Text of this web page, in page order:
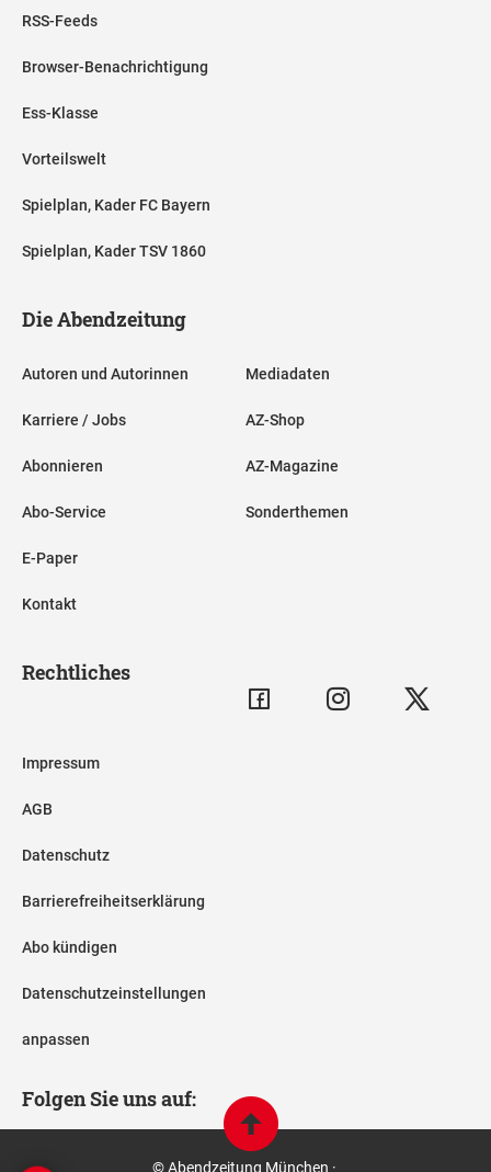
RSS-Feeds
Browser-Benachrichtigung
Ess-Klasse
Vorteilswelt
Spielplan, Kader FC Bayern
Spielplan, Kader TSV 1860
Die Abendzeitung
Autoren und Autorinnen
Karriere / Jobs
Abonnieren
Abo-Service
E-Paper
Kontakt
Mediadaten
AZ-Shop
AZ-Magazine
Sonderthemen
Rechtliches
Impressum
AGB
Datenschutz
Barrierefreiheitserklärung
Abo kündigen
Datenschutzeinstellungen
anpassen
Folgen Sie uns auf:
© Abendzeitung München ·